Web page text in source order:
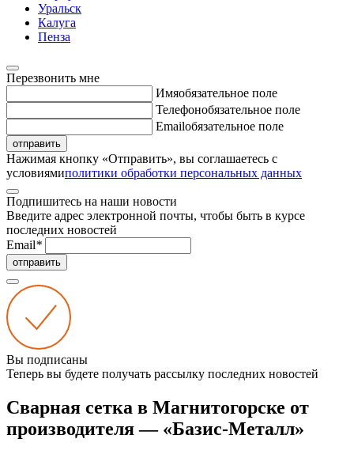
Уральск
Калуга
Пенза
Перезвонить мне
Имяобязательное поле
Телефонобязательное поле
Emailобязательное поле
отправить
Нажимая кнопку «Отправить», вы соглашаетесь с
условиямиполитики обработки персональных данных
Подпишитесь на наши новости
Введите адрес электронной почты, чтобы быть в курсе
последних новостей
Email*
отправить
Вы подписаны
Теперь вы будете получать рассылку последних новостей
Сварная сетка в Магнитогорске от
производителя — «Базис-Металл»